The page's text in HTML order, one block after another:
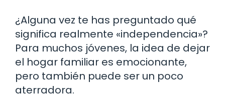
¿Alguna vez te has preguntado qué
significa realmente «independencia»?
Para muchos jóvenes, la idea de dejar
el hogar familiar es emocionante,
pero también puede ser un poco
aterradora.